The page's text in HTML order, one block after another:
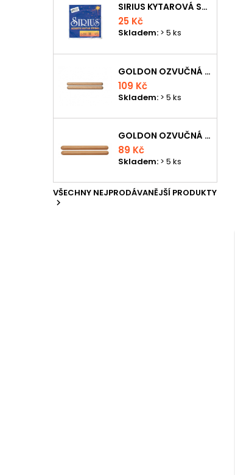
SIRIUS KYTAROVÁ STRUNA
25 Kč
Skladem: > 5 ks
GOLDON OZVUČNÁ DŘÍVKA 18 X 200MM
109 Kč
Skladem: > 5 ks
GOLDON OZVUČNÁ DŘÍVKA 15 X 150MM
89 Kč
Skladem: > 5 ks
VŠECHNY NEJPRODÁVANĚJŠÍ PRODUKTY
